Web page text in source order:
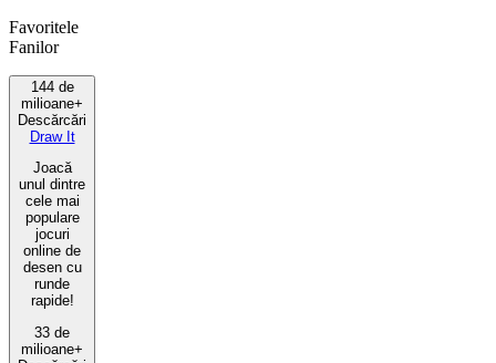
Favoritele
Fanilor
144 de
milioane+
Descărcări
Draw It
Joacă
unul dintre
cele mai
populare
jocuri
online de
desen cu
runde
rapide!
33 de
milioane+